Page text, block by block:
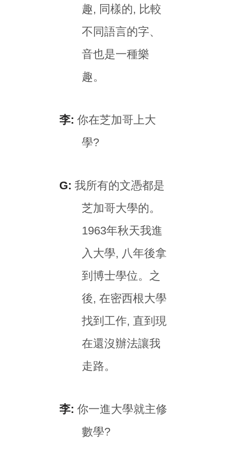
趣, 同樣的, 比較
不同語言的字、
音也是一種樂
趣。
李: 你在芝加哥上大
學?
G: 我所有的文憑都是
芝加哥大學的。
1963年秋天我進
入大學, 八年後拿
到博士學位。之
後, 在密西根大學
找到工作, 直到現
在還沒辦法讓我
走路。
李: 你一進大學就主修
數學?